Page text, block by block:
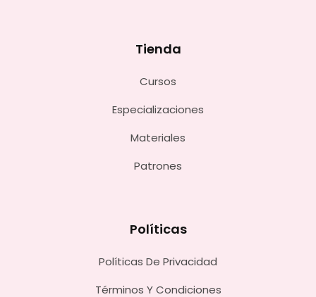
Tienda
Cursos
Especializaciones
Materiales
Patrones
Políticas
Políticas De Privacidad
Términos Y Condiciones